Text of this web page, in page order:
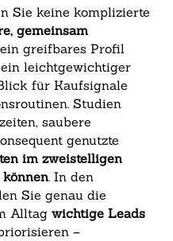
Sie keine komplizierte
gemeinsam
greifbares Profil
leichtgewichtiger
für Kaufsignale
Studien
saubere
genutzte
im zweistelligen
. In den
Sie genau die
Alltag wichtige Leads
–